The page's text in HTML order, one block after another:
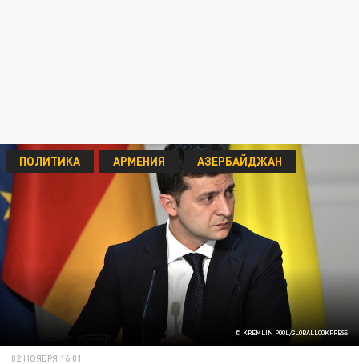
© KREMLIN POOL/GLOBALLOOKPRESS
ПОЛИТИКА АРМЕНИЯ АЗЕРБАЙДЖАН
02 НОЯБРЯ 16:01